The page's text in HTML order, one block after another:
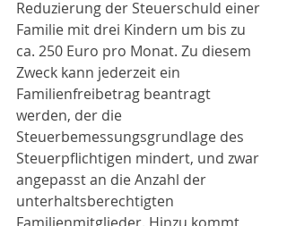
Reduzierung der Steuerschuld einer
Familie mit drei Kindern um bis zu
ca. 250 Euro pro Monat. Zu diesem
Zweck kann jederzeit ein
Familienfreibetrag beantragt
werden, der die
Steuerbemessungsgrundlage des
Steuerpflichtigen mindert, und zwar
angepasst an die Anzahl der
unterhaltsberechtigten